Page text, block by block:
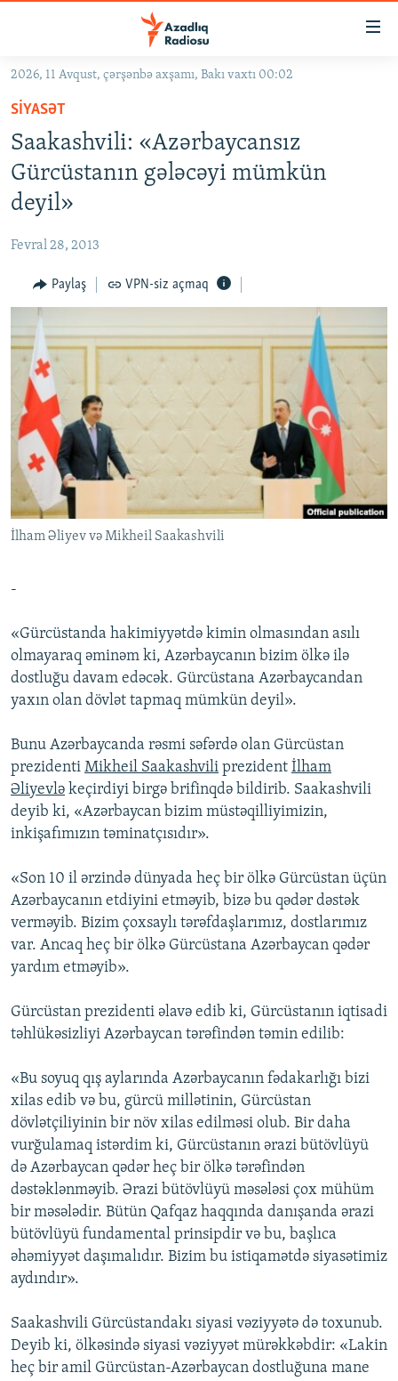
Əsas
qayıt
Əsas
naviqasiyaya
qayıt
Axtarışa
GÜNDƏM
#İZAHLA
#ƏSLINDƏ
QANUNI DOĞRU
ARAŞDIRMA
MULTIMEDIA
VIDEO
FOTOQALEREYA
İNFOQRAFIKA
KARIKATURA
RADIO ARXIV
OXU ZALI
AZƏRBAYCAN ƏDƏBIYYATI KITABXANASI
İSLAM VƏ DEMOKRATIYA
İZ - MƏDƏNIYYƏT PROQRAMI
HAQQIMIZDA
MISSIYAMIZ
PEŞƏ ETIKASI VƏ JURNALISTIKA STANDARTLARIMIZ
MATERIALLARIMIZDAN ISTIFADƏ
AZADLIQRADIOSU MOBIL TELEFONUNUZDA
BIZIMLƏ ƏLAQƏ
BIZI IZLƏ
RFE/RL-in bütün saytları
2026, 11 Avqust, çərşənbə axşamı, Bakı vaxtı 00:02
SIYASƏT
Saakashvili: «Azərbaycansız
Gürcüstanın gələcəyi mümkün
deyil»
Fevral 28, 2013
Paylaş VPN-siz açmaq
İlham Əliyev və Mikheil Saakashvili
-
«Gürcüstanda hakimiyyətdə kimin olmasından asılı
olmayaraq əminəm ki, Azərbaycanın bizim ölkə ilə
dostluğu davam edəcək. Gürcüstana Azərbaycandan
yaxın olan dövlət tapmaq mümkün deyil».
Bunu Azərbaycanda rəsmi səfərdə olan Gürcüstan
prezidenti Mikheil Saakashvili prezident İlham
Əliyevlə keçirdiyi birgə brifinqdə bildirib. Saakashvili
deyib ki, «Azərbaycan bizim müstəqilliyimizin,
inkişafımızın təminatçısıdır».
«Son 10 il ərzində dünyada heç bir ölkə Gürcüstan üçün
Azərbaycanın etdiyini etməyib, bizə bu qədər dəstək
verməyib. Bizim çoxsaylı tərəfdaşlarımız, dostlarımız
var. Ancaq heç bir ölkə Gürcüstana Azərbaycan qədər
yardım etməyib».
Gürcüstan prezidenti əlavə edib ki, Gürcüstanın iqtisadi
təhlükəsizliyi Azərbaycan tərəfindən təmin edilib:
«Bu soyuq qış aylarında Azərbaycanın fədakarlığı bizi
xilas edib və bu, gürcü millətinin, Gürcüstan
dövlətçiliyinin bir növ xilas edilməsi olub. Bir daha
vurğulamaq istərdim ki, Gürcüstanın ərazi bütövlüyü
də Azərbaycan qədər heç bir ölkə tərəfindən
dəstəklənməyib. Ərazi bütövlüyü məsələsi çox mühüm
bir məsələdir. Bütün Qafqaz haqqında danışanda ərazi
bütövlüyü fundamental prinsipdir və bu, başlıca
əhəmiyyət daşımalıdır. Bizim bu istiqamətdə siyasətimiz
aydındır».
Saakashvili Gürcüstandakı siyasi vəziyyətə də toxunub.
Deyib ki, ölkəsində siyasi vəziyyət mürəkkəbdir: «Lakin
heç bir amil Gürcüstan-Azərbaycan dostluğuna mane